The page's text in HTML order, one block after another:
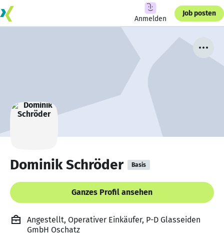
Anmelden
Job posten
Dominik Schröder Basis
Ganzes Profil ansehen
Angestellt, Operativer Einkäufer, P-D Glasseiden
GmbH Oschatz